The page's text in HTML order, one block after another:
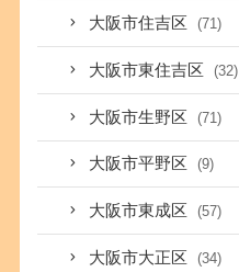
大阪市住吉区 (71)
大阪市東住吉区 (32)
大阪市生野区 (71)
大阪市平野区 (9)
大阪市東成区 (57)
大阪市大正区 (34)